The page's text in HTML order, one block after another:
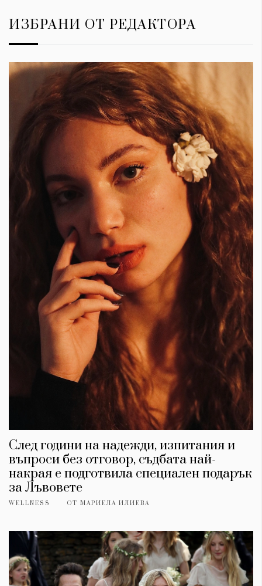
ИЗБРАНИ ОТ РЕДАКТОРА
След години на надежди, изпитания и
въпроси без отговор, съдбата най-
накрая е подготвила специален подарък
за Лъвовете
WELLNESS ОТ МАРИЕЛА ИЛИЕВА